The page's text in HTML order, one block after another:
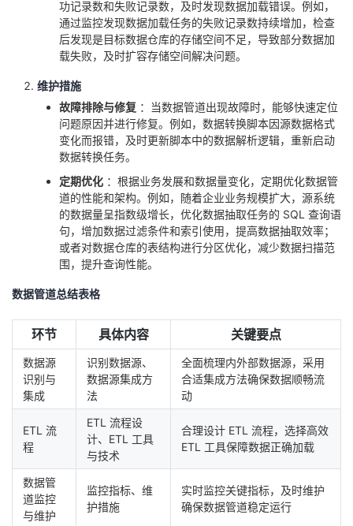
功记录数和失败记录数，及时发现数据加载错误。例如，
通过监控发现数据加载任务的失败记录数持续增加，检查
后发现是目标数据仓库的存储空间不足，导致部分数据加
载失败，及时扩容存储空间解决问题。
维护措施
故障排除与修复 ：当数据管道出现故障时，能够快速定位
问题原因并进行修复。例如，数据转换脚本因源数据格式
变化而报错，及时更新脚本中的数据解析逻辑，重新启动
数据转换任务。
定期优化 ：根据业务发展和数据量变化，定期优化数据管
道的性能和架构。例如，随着企业业务规模扩大，源系统
的数据量呈指数级增长，优化数据抽取任务的 SQL 查询语
句，增加数据过滤条件和索引使用，提高数据抽取效率；
或者对数据仓库的表结构进行分区优化，减少数据扫描范
围，提升查询性能。
数据管道总结表格
环节 具体内容 关键要点
数据源
识别与
集成
识别数据源、
数据源集成方
法
全面梳理内外部数据源，采用
合适集成方法确保数据顺畅流
动
ETL 流
程
ETL 流程设
计、ETL 工具
与技术
合理设计 ETL 流程，选择高效
ETL 工具保障数据正确加载
数据管
道监控
与维护
监控指标、维
护措施
实时监控关键指标，及时维护
确保数据管道稳定运行